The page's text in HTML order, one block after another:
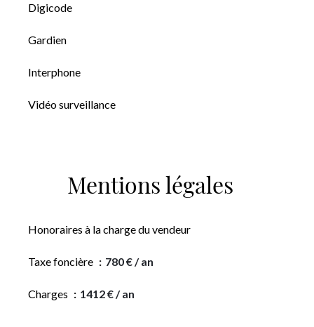
Digicode
Gardien
Interphone
Vidéo surveillance
Mentions légales
Honoraires à la charge du vendeur
Taxe foncière 780 € / an
Charges 1412 € / an